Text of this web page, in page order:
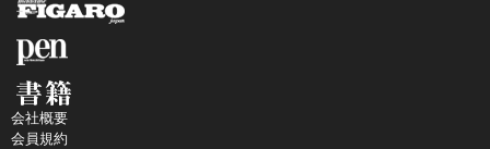
会社概要
会員規約